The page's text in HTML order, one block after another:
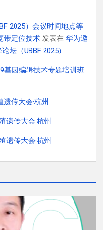
2025）会议时间地点等
带定位技术 发表在 华为邀
坛（UBBF 2025）
基因编辑技术专题培训班
传大会·杭州
遗传大会·杭州
遗传大会·杭州